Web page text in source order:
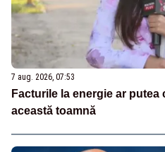
7 aug. 2026, 07:53
Facturile la energie ar putea
această toamnă